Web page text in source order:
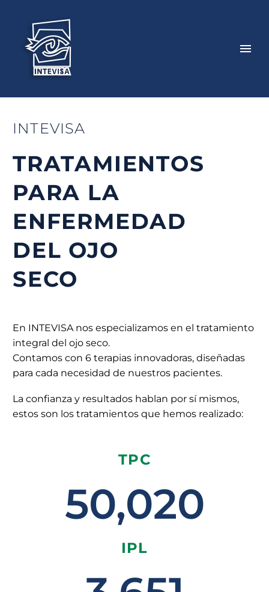
INTEVISA
TRATAMIENTOS
PARA LA
ENFERMEDAD
DEL OJO
SECO
En INTEVISA nos especializamos en el tratamiento
integral del ojo seco.
Contamos con 6 terapias innovadoras, diseñadas
para cada necesidad de nuestros pacientes.
La confianza y resultados hablan por sí mismos,
estos son los tratamientos que hemos realizado:
TPC
50,020
IPL